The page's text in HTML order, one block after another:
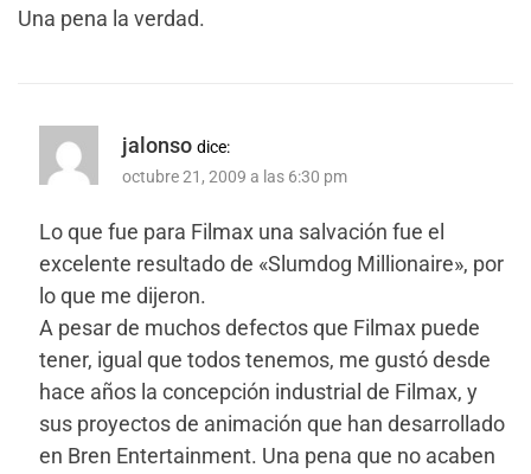
Una pena la verdad.
jalonso dice:
octubre 21, 2009 a las 6:30 pm
Lo que fue para Filmax una salvación fue el
excelente resultado de «Slumdog Millionaire», por
lo que me dijeron.
A pesar de muchos defectos que Filmax puede
tener, igual que todos tenemos, me gustó desde
hace años la concepción industrial de Filmax, y
sus proyectos de animación que han desarrollado
en Bren Entertainment. Una pena que no acaben